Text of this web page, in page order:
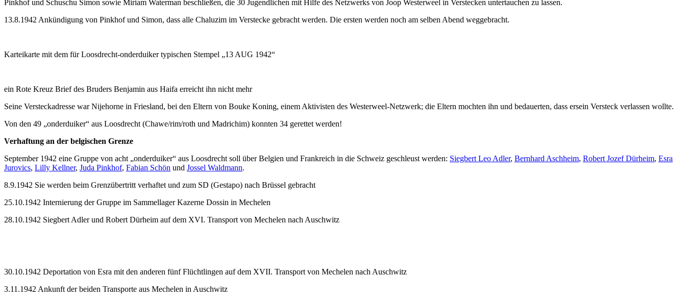
Pinkhof und Schuschu Simon sowie Miriam Waterman beschließen, die 30 Jugendlichen mit Hilfe des Netzwerks von Joop Westerweel in Verstecken untertauchen zu lassen.
13.8.1942 Ankündigung von Pinkhof und Simon, dass alle Chaluzim im Verstecke gebracht werden. Die ersten werden noch am selben Abend weggebracht.
Karteikarte mit dem für Loosdrecht-onderduiker typischen Stempel „13 AUG 1942“
ein Rote Kreuz Brief des Bruders Benjamin aus Haifa erreicht ihn nicht mehr
Seine Versteckadresse war Nijehorne in Friesland, bei den Eltern von Bouke Koning, einem Aktivisten des Westerweel-Netzwerk; die Eltern mochten ihn und bedauerten, dass ersein Versteck verlassen wollte.
Von den 49 „onderduiker“ aus Loosdrecht (Chawe/rim/roth und Madrichim) konnten 34 gerettet werden!
Verhaftung an der belgischen Grenze
September 1942 eine Gruppe von acht „onderduiker“ aus Loosdrecht soll über Belgien und Frankreich in die Schweiz geschleust werden: Siegbert Leo Adler, Bernhard Aschheim, Robert Jozef Dürheim, Esra
Jurovics, Lilly Kellner, Juda Pinkhof, Fabian Schön und Jossel Waldmann.
8.9.1942 Sie werden beim Grenzübertritt verhaftet und zum SD (Gestapo) nach Brüssel gebracht
25.10.1942 Internierung der Gruppe im Sammellager Kazerne Dossin in Mechelen
28.10.1942 Siegbert Adler und Robert Dürheim auf dem XVI. Transport von Mechelen nach Auschwitz
30.10.1942 Deportation von Esra mit den anderen fünf Flüchtlingen auf dem XVII. Transport von Mechelen nach Auschwitz
3.11.1942 Ankunft der beiden Transporte aus Mechelen in Auschwitz